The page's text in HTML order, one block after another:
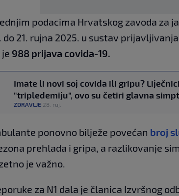
podacima Hrvatskog zavoda za
do 21. rujna 2025. u sustav
988 prijava covida-19.
Imate li novi soj covida ili gripu?
"tripledemiju", ovo su četiri glavna
ZDRAVLJE 28. ruj.
ponovno bilježe povećan broj
prehlada i gripa, a razlikovanje
je važno.
za N1 dala je članica Izvršnog